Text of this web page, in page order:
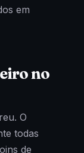
em
no
O
todas
de